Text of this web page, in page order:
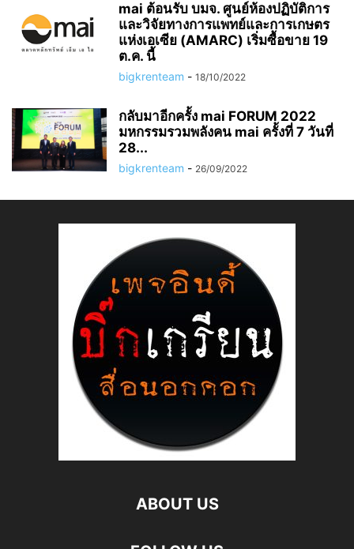
mai ต้อนรับ บมจ. ศูนย์ห้องปฏิบัติการ
และวิจัยทางการแพทย์และการเกษตร
แห่งเอเซีย (AMARC) เริ่มซื้อขาย 19
ต.ค. นี้
bigkrenteam - 18/10/2022
กลับมาอีกครั้ง mai FORUM 2022
มหกรรมรวมพลังคน mai ครั้งที่ 7 วันที่
28...
bigkrenteam - 26/09/2022
ABOUT US